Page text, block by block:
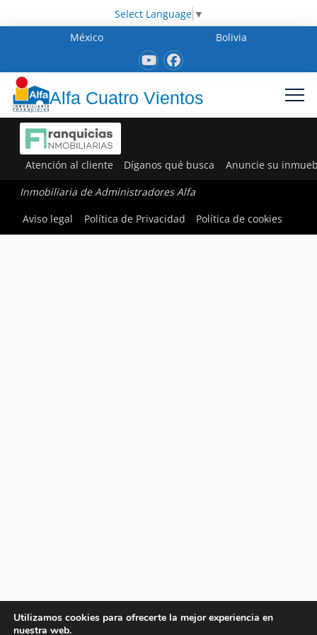
Select Language ▼
México
Bolivia
Alfa Cuatro Vientos
Atención al cliente Díganos qué busca Anuncie su
Inmobiliaria de Administradores Alfa
Aviso legal
Política de Privacidad Política de cookies
Utilizamos cookies para ofrecerte la mejor experiencia en
nuestra web.